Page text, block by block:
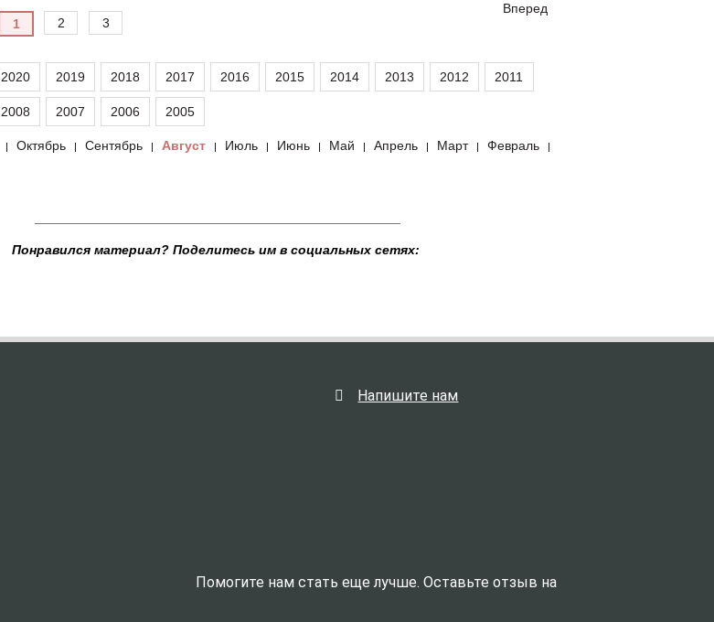
Вперед
1
2 3
2020 2019 2018 2017 2016 2015 2014 2013 2012 2011
2008 2007 2006 2005
Октябрь Сентябрь Август Июль Июнь Май Апрель Март Февраль
Понравился материал? Поделитесь им в социальных сетях:
Напишите нам
Помогите нам стать еще лучше. Оставьте отзыв на